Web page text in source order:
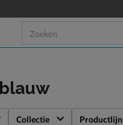
Collectie Productlijn